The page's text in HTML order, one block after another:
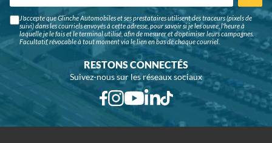
J'accepte que Glinche Automobiles et ses prestataires utilisent des traceurs (pixels de
suivi) dans les courriels envoyés à cette adresse, pour savoir si je les ouvre, l'heure à
laquelle je le fais et le terminal utilisé, afin de mesurer et d'optimiser leurs campagnes.
Facultatif, révocable à tout moment via le lien en bas de chaque courriel.
RESTONS CONNECTÉS
Suivez-nous sur les réseaux sociaux